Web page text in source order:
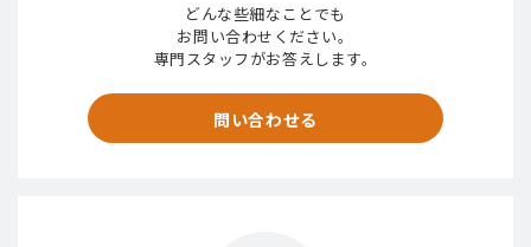
どんな些細なことでも
お問い合わせください。
専門スタッフがお答えします。
問い合わせる